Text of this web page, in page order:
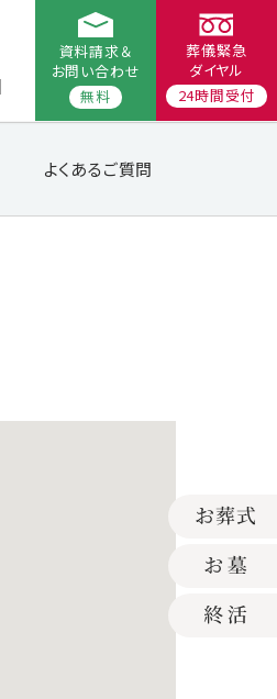
資料請求＆
お問い合わせ
無料
葬儀緊急
ダイヤル
24時間受付
よくあるご質問